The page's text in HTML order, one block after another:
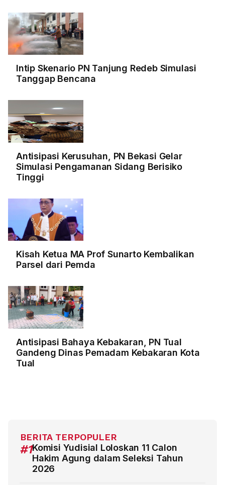
Intip Skenario PN Tanjung Redeb Simulasi
Tanggap Bencana
Antisipasi Kerusuhan, PN Bekasi Gelar
Simulasi Pengamanan Sidang Berisiko
Tinggi
Kisah Ketua MA Prof Sunarto Kembalikan
Parsel dari Pemda
Antisipasi Bahaya Kebakaran, PN Tual
Gandeng Dinas Pemadam Kebakaran Kota
Tual
BERITA TERPOPULER
#1Komisi Yudisial Loloskan 11 Calon
Hakim Agung dalam Seleksi Tahun
2026